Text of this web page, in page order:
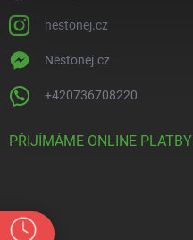
nestonej.cz
Nestonej.cz
+420736708220
PŘIJÍMÁME ONLINE PLATBY